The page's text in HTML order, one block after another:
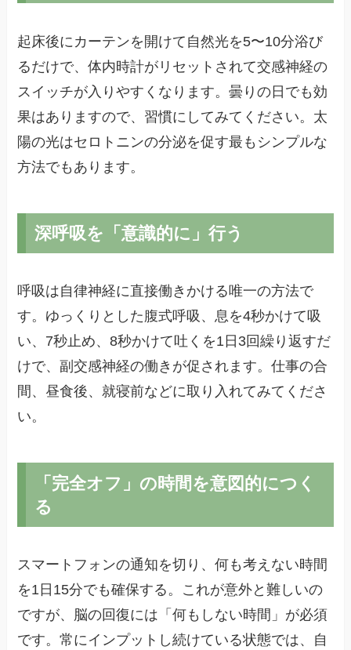
起床後にカーテンを開けて自然光を5〜10分浴び
るだけで、体内時計がリセットされて交感神経の
スイッチが入りやすくなります。曇りの日でも効
果はありますので、習慣にしてみてください。太
陽の光はセロトニンの分泌を促す最もシンプルな
方法でもあります。
深呼吸を「意識的に」行う
呼吸は自律神経に直接働きかける唯一の方法で
す。ゆっくりとした腹式呼吸、息を4秒かけて吸
い、7秒止め、8秒かけて吐くを1日3回繰り返すだ
けで、副交感神経の働きが促されます。仕事の合
間、昼食後、就寝前などに取り入れてみてくださ
い。
「完全オフ」の時間を意図的につく
る
スマートフォンの通知を切り、何も考えない時間
を1日15分でも確保する。これが意外と難しいの
ですが、脳の回復には「何もしない時間」が必須
です。常にインプットし続けている状態では、自